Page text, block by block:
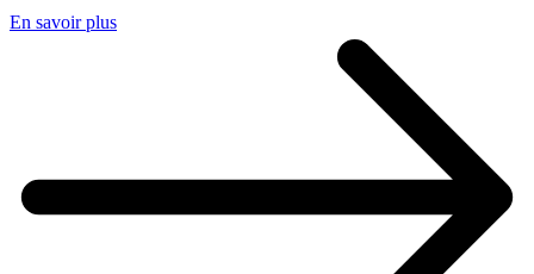
En savoir plus